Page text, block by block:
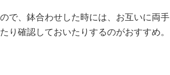
で、鉢合わせした時には、お互いに両手
り確認しておいたりするのがおすすめ。